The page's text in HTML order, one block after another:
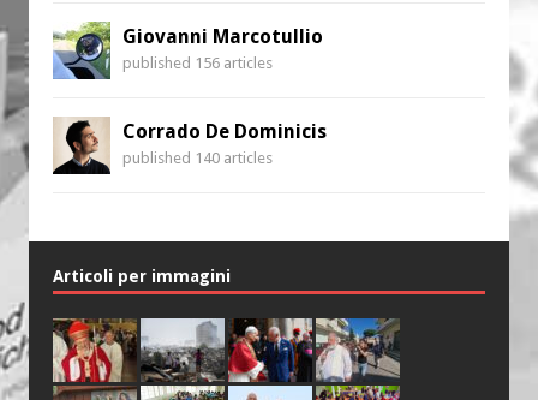
Giovanni Marcotullio
published 156 articles
Corrado De Dominicis
published 140 articles
Articoli per immagini